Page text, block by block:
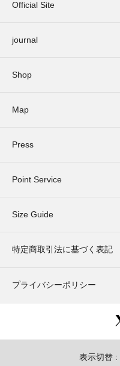
Official Site
journal
Shop
Map
Press
Point Service
Size Guide
特定商取引法に基づく表記
プライバシーポリシー
表示切替 :